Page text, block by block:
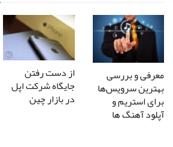
معرفی و بررسی
بهترین سرویس‌ها
برای استریم و
آپلود آهنگ ها
از دست رفتن
جایگاه شرکت اپل
در بازار چین